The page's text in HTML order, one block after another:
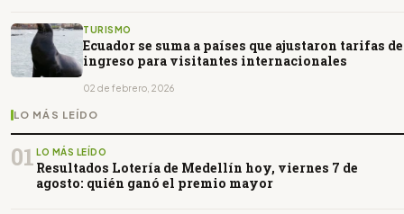
TURISMO
Ecuador se suma a países que ajustaron tarifas de
ingreso para visitantes internacionales
02 de febrero, 2026
LO MÁS LEÍDO
01 LO MÁS LEÍDO
Resultados Lotería de Medellín hoy, viernes 7 de
agosto: quién ganó el premio mayor